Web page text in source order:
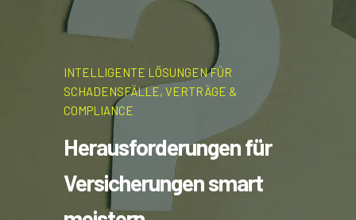
INTELLIGENTE LÖSUNGEN FÜR
SCHADENSFÄLLE, VERTRÄGE &
COMPLIANCE
Herausforderungen für
Versicherungen smart